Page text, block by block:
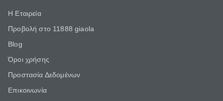
Η Εταιρεία
Προβολή στο 11888 giaola
Blog
Όροι χρήσης
Προστασία Δεδομένων
Επικοινωνία